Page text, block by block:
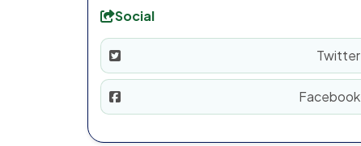
Social
Twitter
Facebook